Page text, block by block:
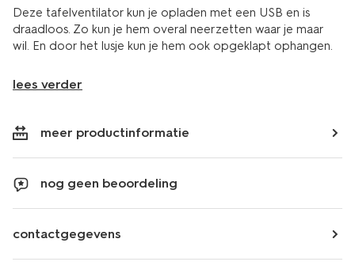
Deze tafelventilator kun je opladen met een USB en is
draadloos. Zo kun je hem overal neerzetten waar je maar
wil. En door het lusje kun je hem ook opgeklapt ophangen.
lees verder
meer productinformatie
nog geen beoordeling
contactgegevens